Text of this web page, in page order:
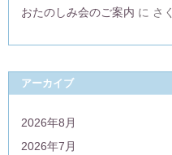
おたのしみ会のご案内 に さ
アーカイブ
2026年8月
2026年7月